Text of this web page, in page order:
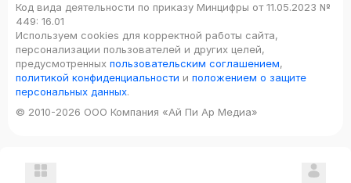
Код вида деятельности по приказу Минцифры от 11.05.2023 №
449: 16.01
Используем cookies для корректной работы сайта,
персонализации пользователей и других целей,
предусмотренных пользовательским соглашением,
политикой конфиденциальности и положением о защите
персональных данных.
© 2010-2026 ООО Компания «Ай Пи Ар Медиа»